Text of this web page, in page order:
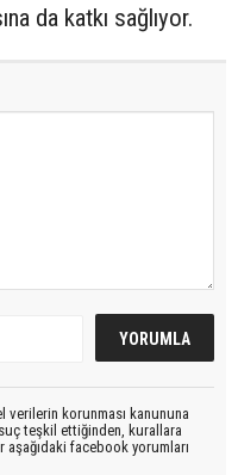
da katkı sağlıyor.
verilerin korunması kanununa
teşkil ettiğinden, kurallara
aşağıdaki facebook yorumları